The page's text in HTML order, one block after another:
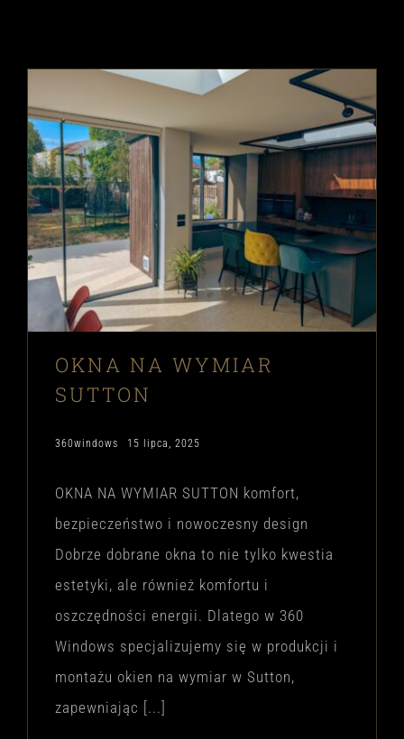
OKNA NA WYMIAR
SUTTON
360windows 15 lipca, 2025
OKNA NA WYMIAR SUTTON komfort,
bezpieczeństwo i nowoczesny design
Dobrze dobrane okna to nie tylko kwestia
estetyki, ale również komfortu i
oszczędności energii. Dlatego w 360
Windows specjalizujemy się w produkcji i
montażu okien na wymiar w Sutton,
zapewniając [...]